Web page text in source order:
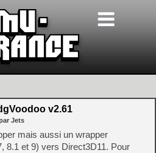
v2.61
Jets
mais aussi un wrapper
8.1 et 9) vers Direct3D11. Pour